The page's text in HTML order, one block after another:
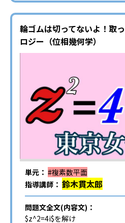
輪ゴムは切ってないよ！取
ロジー（位相幾何学）
単元： #複素数平面
指導講師： 鈴木貫太郎
問題文全文(内容文)：
$z^2=4i$を解け